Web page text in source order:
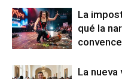
La
qué la
La